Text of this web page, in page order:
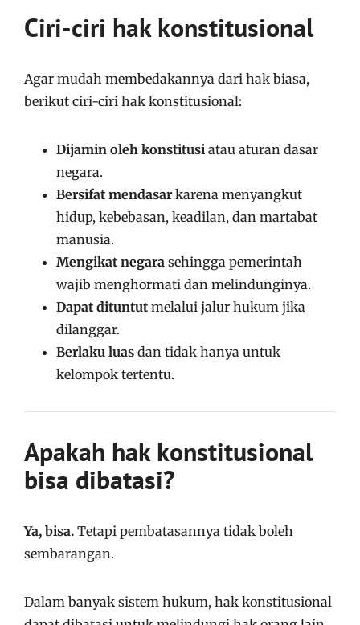
Ciri-ciri hak konstitusional
Agar mudah membedakannya dari hak biasa,
berikut ciri-ciri hak konstitusional:
Dijamin oleh konstitusi atau aturan dasar
negara.
Bersifat mendasar karena menyangkut
hidup, kebebasan, keadilan, dan martabat
manusia.
Mengikat negara sehingga pemerintah
wajib menghormati dan melindunginya.
Dapat dituntut melalui jalur hukum jika
dilanggar.
Berlaku luas dan tidak hanya untuk
kelompok tertentu.
Apakah hak konstitusional
bisa dibatasi?
Ya, bisa. Tetapi pembatasannya tidak boleh
sembarangan.
Dalam banyak sistem hukum, hak konstitusional